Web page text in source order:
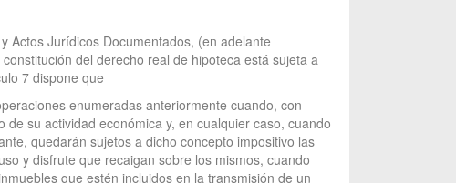
Actos Jurídicos Documentados, (en adelante
del derecho real de hipoteca está sujeta a
7 dispone que
enumeradas anteriormente cuando, con
su actividad económica y, en cualquier caso, cuando
quedarán sujetos a dicho concepto impositivo las
y disfrute que recaigan sobre los mismos, cuando
que estén incluidos en la transmisión de un